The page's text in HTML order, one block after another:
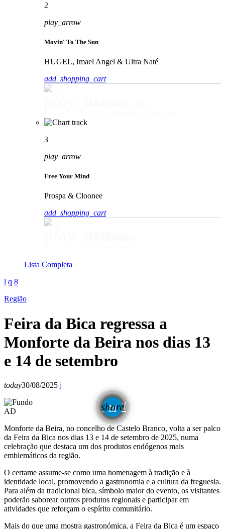
2
play_arrow
Movin' To The Sun
HUGEL, Imael Angel & Ultra Naté
add_shopping_cart
3
play_arrow
Free Your Mind
Prospa & Cloonee
add_shopping_cart
Lista Completa
Região
Feira da Bica regressa a
Monforte da Beira nos dias 13
e 14 de setembro
today30/08/2025
share
email
AD
Monforte da Beira, no concelho de Castelo Branco, volta a ser palco
da Feira da Bica nos dias 13 e 14 de setembro de 2025, numa
celebração que destaca um dos produtos endógenos mais
emblemáticos da região.
O certame assume-se como uma homenagem à tradição e à
identidade local, promovendo a gastronomia e a cultura da freguesia.
Para além da tradicional bica, símbolo maior do evento, os visitantes
poderão saborear outros produtos regionais e participar em
atividades que reforçam o espírito comunitário.
Mais do que uma mostra gastronómica, a Feira da Bica é um espaço